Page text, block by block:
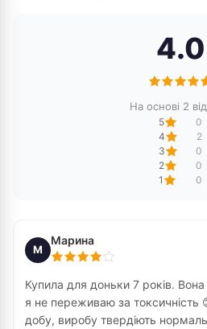
4.0
На основі 2
5
0
4
2
3
0
2
0
1
0
М
Марина
Купила для доньки 7 років.
я не переживаю за токсичність
добу, виробу твердіють